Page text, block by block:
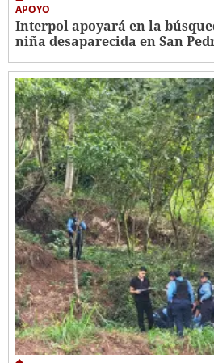
APOYO
Interpol apoyará en la
niña desaparecida en San